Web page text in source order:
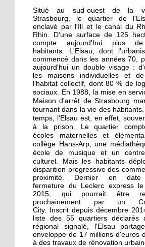
A l'Elsau, une balade
haute en couleur
18 septembre 2015
A Emmaüs Montagne-
Verte, le tri s'organise
pour les migrants
18 septembre 2015
La recherche d'emploi
autour d'un café
17 septembre 2015
Notre sélection pour les
Journées du patrimoine
à l'Elsau et la Montagne-
Verte
16 septembre 2015
Un camping adepte du
bon voisinage
Situé au sud-ouest de la
Strasbourg, le quartier de
enclavé par l'Ill et le canal du
Rhin. D'une surface de 125
compte aujourd'hui plus
habitants. L'Elsau, dont
commencé dans les années 70,
aujourd'hui un double visage :
les maisons individuelles et
l'habitat collectif, dont 80 % de
sociaux. En 1988, la mise en
Maison d'arrêt de Strasbourg
tournant dans la vie des
temps, l'Elsau est, en effet,
à la prison.
Le quartier
écoles maternelles et
collège Hans-Arp, une
école de musique et un
culturel. Mais les habitants
disparition progressive des
proximité. Dernier en
fermeture du Leclerc express
2015, qui pourrait être
prochainement par un
City. Inscrit depuis décembre
liste des 55 quartiers déclarés
régional signalé, l'Elsau
enveloppe de 17 millions d'euros
à des travaux de rénovation